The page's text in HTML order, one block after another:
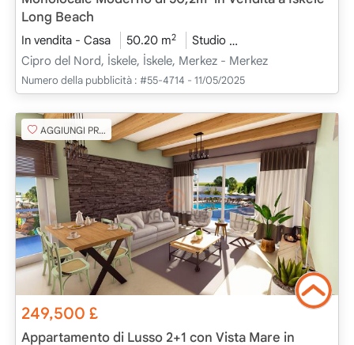
Long Beach
In vendita - Casa 50.20 m2 Studio
Cipro del Nord, İskele, İskele, Merkez - Merkez
Numero della pubblicità : #55-4714 - 11/05/2025
AGGIUNGI PREFERITO
249,500£
Appartamento di Lusso 2+1 con Vista Mare in